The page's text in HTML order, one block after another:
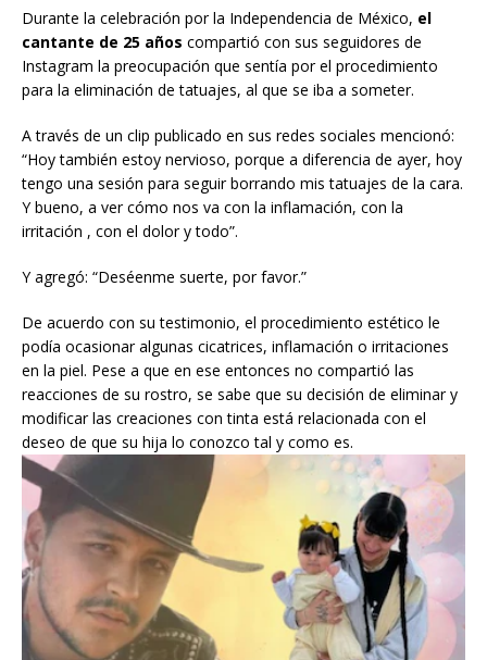
Durante la celebración por la Independencia de México, el
cantante de 25 años compartió con sus seguidores de
Instagram la preocupación que sentía por el procedimiento
para la eliminación de tatuajes, al que se iba a someter.
A través de un clip publicado en sus redes sociales mencionó:
“Hoy también estoy nervioso, porque a diferencia de ayer, hoy
tengo una sesión para seguir borrando mis tatuajes de la cara.
Y bueno, a ver cómo nos va con la inflamación, con la
irritación , con el dolor y todo”.
Y agregó: “Deséenme suerte, por favor.”
De acuerdo con su testimonio, el procedimiento estético le
podía ocasionar algunas cicatrices, inflamación o irritaciones
en la piel. Pese a que en ese entonces no compartió las
reacciones de su rostro, se sabe que su decisión de eliminar y
modificar las creaciones con tinta está relacionada con el
deseo de que su hija lo conozco tal y como es.